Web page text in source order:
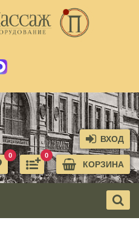
ВХОД
КОРЗИНА
0
0